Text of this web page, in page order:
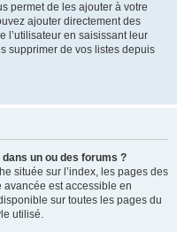
permet de les ajouter à votre
ajouter directement des
l’utilisateur en saisissant leur
supprimer de vos listes depuis
un ou des forums ?
située sur l’index, les pages des
est accessible en
sur toutes les pages du
utilisé.